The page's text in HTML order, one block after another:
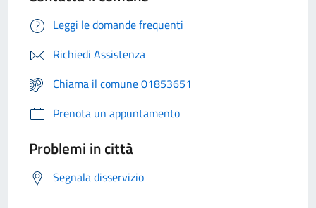
Leggi le domande frequenti
Richiedi Assistenza
Chiama il comune 01853651
Prenota un appuntamento
Problemi in città
Segnala disservizio